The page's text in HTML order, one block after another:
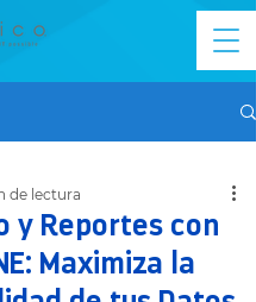
y Reportes con
Maximiza la
de lectura